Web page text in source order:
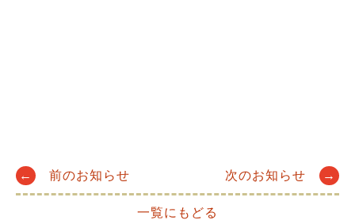
Post
← 前のお知らせ 次のお知らせ →
一覧にもどる